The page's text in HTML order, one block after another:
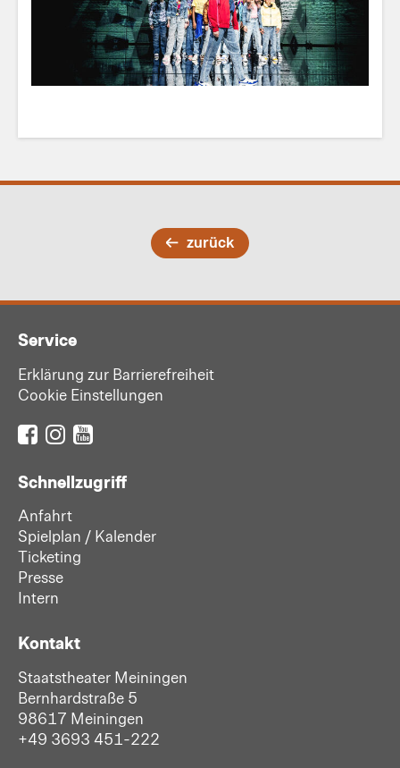
zurück
Service
Erklärung zur Barrierefreiheit
Cookie Einstellungen
Schnellzugriff
Anfahrt
Spielplan / Kalender
Ticketing
Presse
Intern
Kontakt
Staatstheater Meiningen
Bernhardstraße 5
98617 Meiningen
+49 3693 451-222